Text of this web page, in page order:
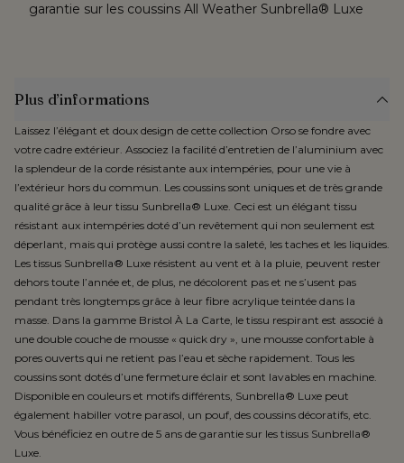
garantie sur les coussins All Weather Sunbrella® Luxe
Plus d’informations
Laissez l’élégant et doux design de cette collection Orso se fondre avec
votre cadre extérieur. Associez la facilité d’entretien de l’aluminium avec
la splendeur de la corde résistante aux intempéries, pour une vie à
l’extérieur hors du commun. Les coussins sont uniques et de très grande
qualité grâce à leur tissu Sunbrella® Luxe. Ceci est un élégant tissu
résistant aux intempéries doté d’un revêtement qui non seulement est
déperlant, mais qui protège aussi contre la saleté, les taches et les liquides.
Les tissus Sunbrella® Luxe résistent au vent et à la pluie, peuvent rester
dehors toute l’année et, de plus, ne décolorent pas et ne s’usent pas
pendant très longtemps grâce à leur fibre acrylique teintée dans la
masse. Dans la gamme Bristol À La Carte, le tissu respirant est associé à
une double couche de mousse « quick dry », une mousse confortable à
pores ouverts qui ne retient pas l’eau et sèche rapidement. Tous les
coussins sont dotés d’une fermeture éclair et sont lavables en machine.
Disponible en couleurs et motifs différents, Sunbrella® Luxe peut
également habiller votre parasol, un pouf, des coussins décoratifs, etc.
Vous bénéficiez en outre de 5 ans de garantie sur les tissus Sunbrella®
Luxe.